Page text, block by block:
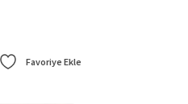
Favoriye Ekle